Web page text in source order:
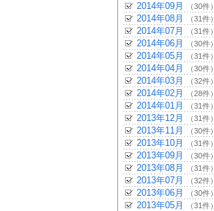
2014年09月 （30件）
2014年08月 （31件）
2014年07月 （31件）
2014年06月 （30件）
2014年05月 （31件）
2014年04月 （30件）
2014年03月 （32件）
2014年02月 （28件）
2014年01月 （31件）
2013年12月 （31件）
2013年11月 （30件）
2013年10月 （31件）
2013年09月 （30件）
2013年08月 （31件）
2013年07月 （32件）
2013年06月 （30件）
2013年05月 （31件）